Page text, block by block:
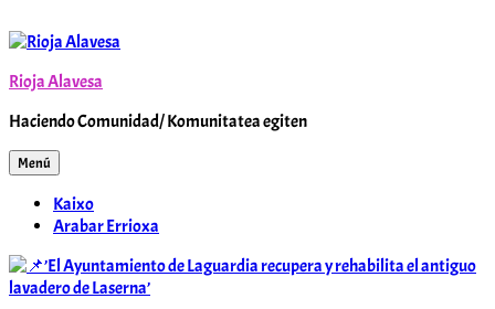
al
Rioja Alavesa
Haciendo Comunidad/ Komunitatea egiten
Menú
Kaixo
Arabar Errioxa